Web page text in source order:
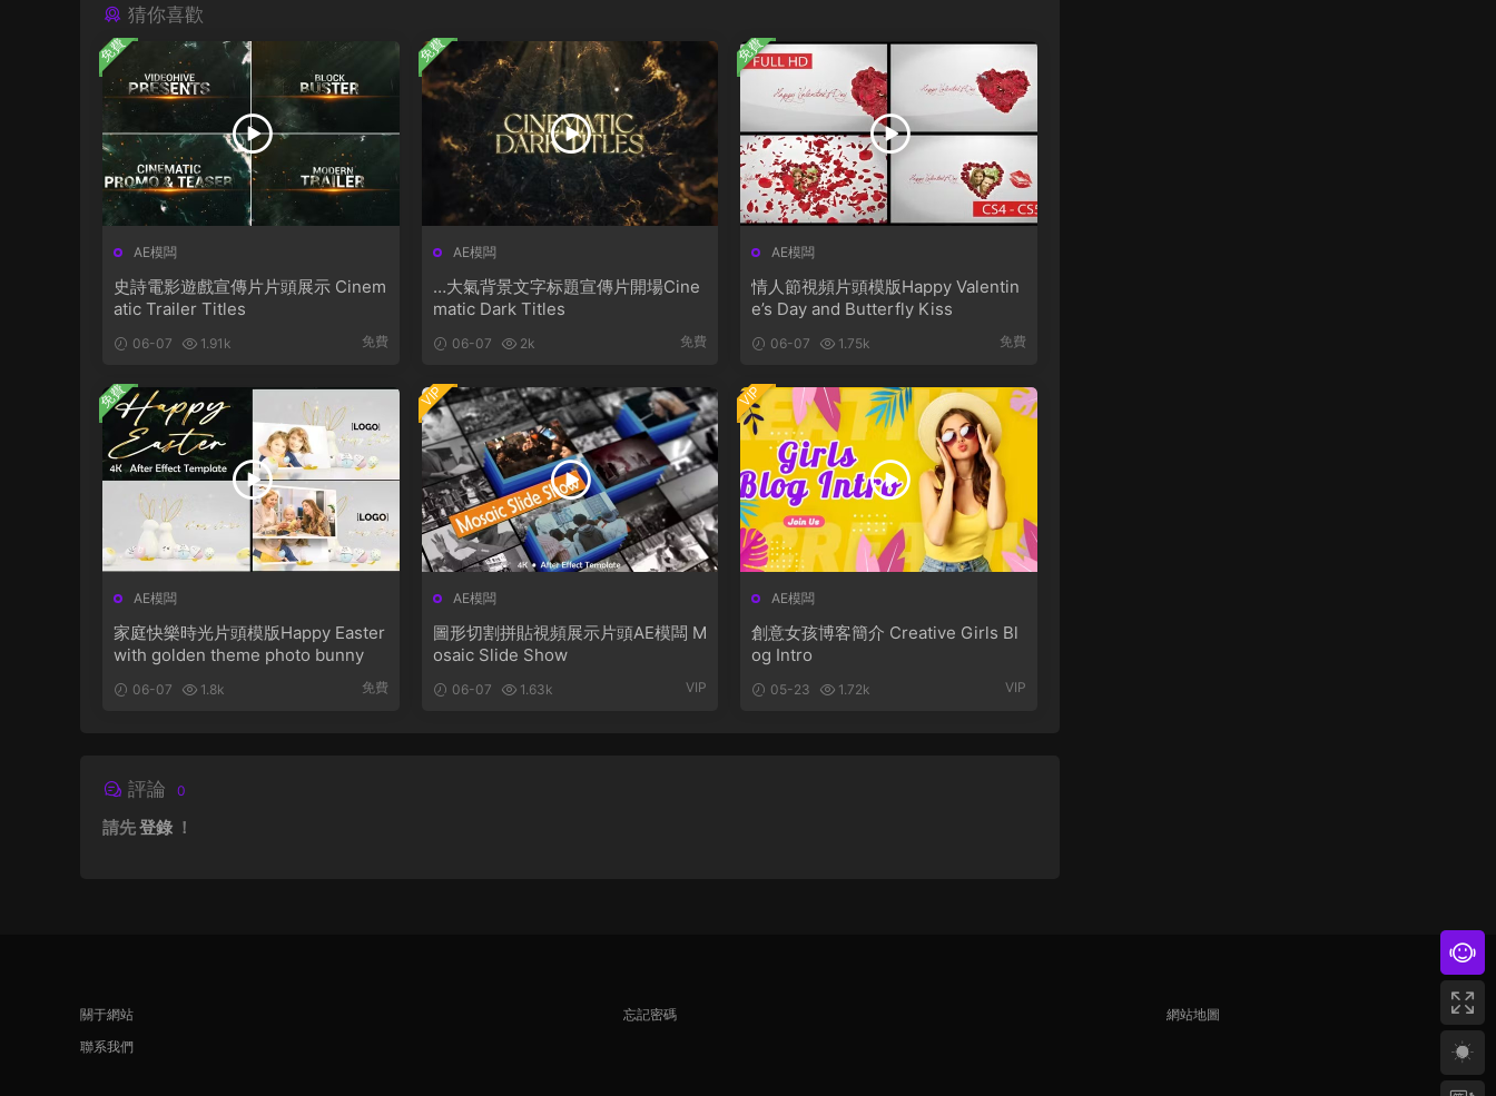
猜你喜歡
AE模闆
史詩電影遊戲宣傳片片頭展示 Cinem
atic Trailer Titles
06-07 1.91k 免費
免費
AE模闆
…大氣背景文字标題宣傳片開場Cine
matic Dark Titles
06-07 2k 免費
免費
AE模闆
情人節視頻片頭模版Happy Valentin
e’s Day and Butterfly Kiss
06-07 1.75k 免費
免費
AE模闆
家庭快樂時光片頭模版Happy Easter
with golden theme photo bunny
06-07 1.8k 免費
免費
AE模闆
圖形切割拼貼視頻展示片頭AE模闆 M
osaic Slide Show
06-07 1.63k VIP
VIP
AE模闆
創意女孩博客簡介 Creative Girls Bl
og Intro
05-23 1.72k VIP
VIP
評論 0
請先登錄 ！
關于網站
聯系我們
忘記密碼 網站地圖